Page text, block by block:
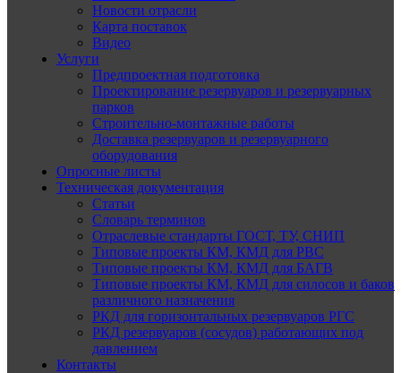
Новости отрасли
Карта поставок
Видео
Услуги
Предпроектная подготовка
Проектирование резервуаров и резервуарных
парков
Строительно-монтажные работы
Доставка резервуаров и резервуарного
оборудования
Опросные листы
Техническая документация
Статьи
Словарь терминов
Отраслевые стандарты ГОСТ, ТУ, СНИП
Типовые проекты КМ, КМД для РВС
Типовые проекты КМ, КМД для БАГВ
Типовые проекты КМ, КМД для силосов и баков
различного назначения
РКД для горизонтальных резервуаров РГС
РКД резервуаров (сосудов) работающих под
давлением
Контакты